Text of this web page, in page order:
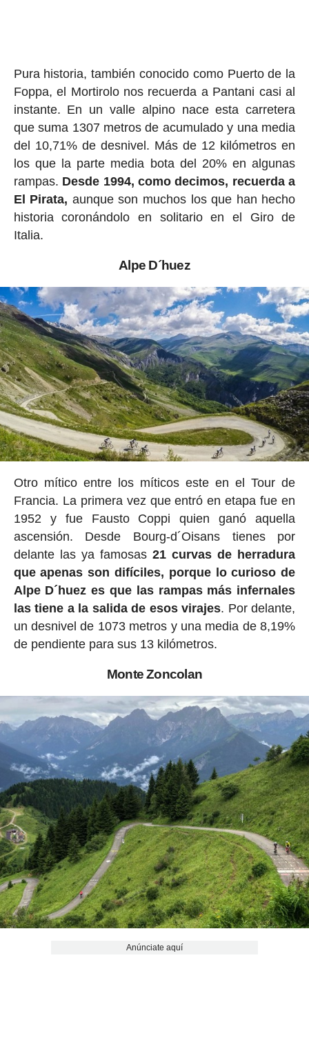
Pura historia, también conocido como Puerto de la
Foppa, el Mortirolo nos recuerda a Pantani casi al
instante. En un valle alpino nace esta carretera
que suma 1307 metros de acumulado y una media
del 10,71% de desnivel. Más de 12 kilómetros en
los que la parte media bota del 20% en algunas
rampas. Desde 1994, como decimos, recuerda a
El Pirata, aunque son muchos los que han hecho
historia coronándolo en solitario en el Giro de
Italia.
Alpe D´huez
Otro mítico entre los míticos este en el Tour de
Francia. La primera vez que entró en etapa fue en
1952 y fue Fausto Coppi quien ganó aquella
ascensión. Desde Bourg-d´Oisans tienes por
delante las ya famosas21 curvas de herradura
que apenas son difíciles, porque lo curioso de
Alpe D´huez es que las rampas más infernales
las tiene a la salida de esos virajes. Por delante,
un desnivel de 1073 metros y una media de 8,19%
de pendiente para sus 13 kilómetros.
Monte Zoncolan
Anúnciate aquí